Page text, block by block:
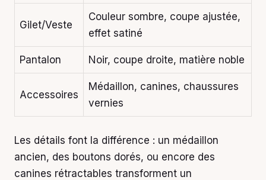
Gilet/Veste
Couleur sombre, coupe ajustée,
effet satiné
Pantalon Noir, coupe droite, matière noble
Accessoires
Médaillon, canines, chaussures
vernies
Les détails font la différence : un médaillon
ancien, des boutons dorés, ou encore des
canines rétractables transforment un